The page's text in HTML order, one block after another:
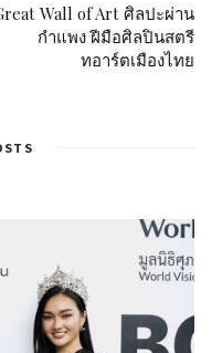
Wall of Art ศิลปะผ่าน
กำแพง ฝีมือศิลปินสตรี
ทอาร์ตเมืองไทย